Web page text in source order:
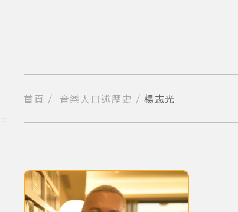
首頁 音樂人口述歷史 楊志光
分享到我的Facebook
分享到我的Twitter
分享到Line
複製網址
:::